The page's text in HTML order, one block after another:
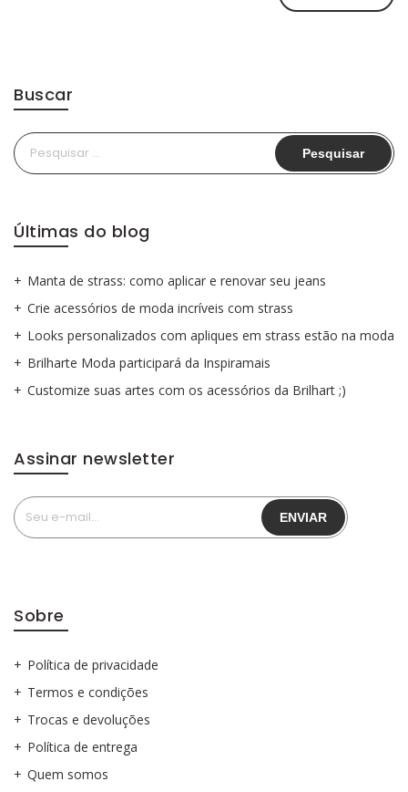
Buscar
Pesquisar
por:
Últimas do blog
Manta de strass: como aplicar e renovar seu jeans
Crie acessórios de moda incríveis com strass
Looks personalizados com apliques em strass estão na moda
Brilharte Moda participará da Inspiramais
Customize suas artes com os acessórios da Brilhart ;)
Assinar newsletter
Sobre
Política de privacidade
Termos e condições
Trocas e devoluções
Política de entrega
Quem somos